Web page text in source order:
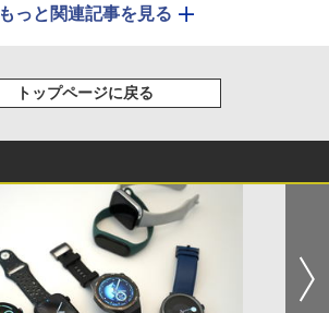
もっと関連記事を見る
トップページに戻る